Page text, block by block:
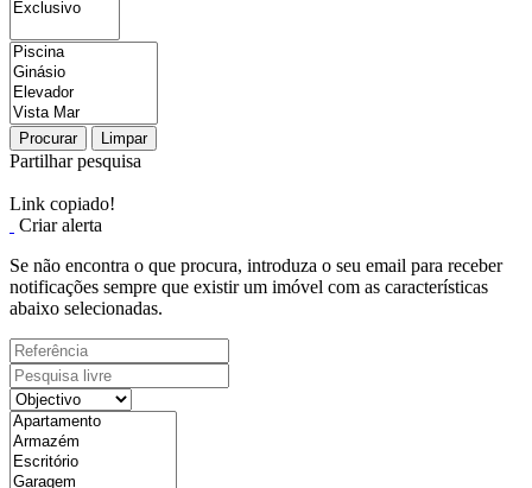
Procurar Limpar
Partilhar pesquisa
Link copiado!
Criar alerta
Se não encontra o que procura, introduza o seu email para receber
notificações sempre que existir um imóvel com as características
abaixo selecionadas.